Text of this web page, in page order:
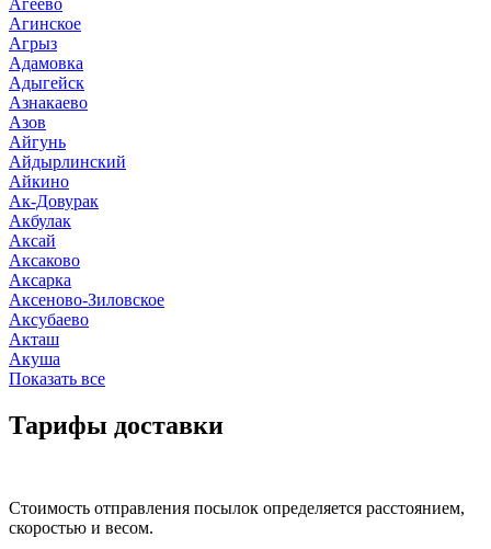
Агинское
Агрыз
Адамовка
Адыгейск
Азнакаево
Азов
Айгунь
Айдырлинский
Айкино
Ак-Довурак
Акбулак
Аксай
Аксаково
Аксарка
Аксеново-Зиловское
Аксубаево
Акташ
Акуша
Показать все
Тарифы доставки
Стоимость отправления посылок определяется расстоянием,
скоростью и весом.